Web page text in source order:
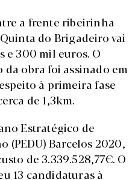
a frente ribeirinha
do Brigadeiro vai
e 300 mil euros. O
obra foi assinado em
à primeira fase
de 1,3km.
Estratégico de
(PEDU) Barcelos 2020,
de 3.339.528,77€. O
13 candidaturas à